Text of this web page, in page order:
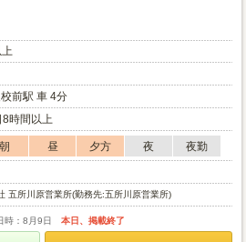
前駅 車 4分
時間以上
朝 昼 夕方 夜
夜勤
五所川原営業所(勤務先:五所川原営業所)
時：8月9日 本日、掲載終了